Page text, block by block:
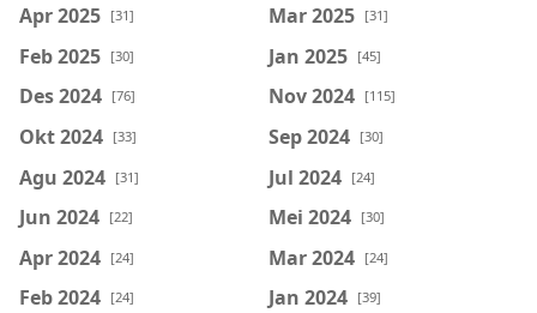
Apr 2025 [31] Mar 2025 [31]
Feb 2025 [30] Jan 2025 [45]
Des 2024 [76] Nov 2024 [115]
Okt 2024 [33] Sep 2024 [30]
Agu 2024 [31] Jul 2024 [24]
Jun 2024 [22] Mei 2024 [30]
Apr 2024 [24] Mar 2024 [24]
Feb 2024 [24] Jan 2024 [39]